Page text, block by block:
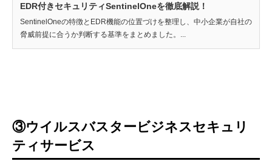
EDR付きセキュリティSentinelOneを徹底解説！
SentinelOneの特徴とEDR機能の位置づけを整理し、中小企業が自社の
脅威前提に合うか判断する基準をまとめました。...
③ウイルスバスタービジネスセキュリ
ティサービス